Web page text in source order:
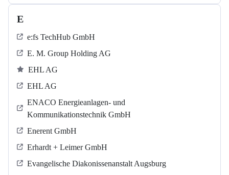
E
e:fs TechHub GmbH
E. M. Group Holding AG
EHL AG
EHL AG
ENACO Energieanlagen- und
Kommunikationstechnik GmbH
Enerent GmbH
Erhardt + Leimer GmbH
Evangelische Diakonissenanstalt Augsburg